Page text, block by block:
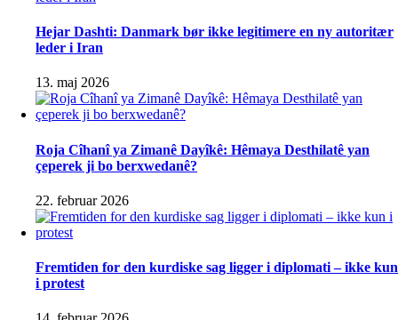
Hejar Dashti: Danmark bør ikke legitimere en ny autoritær
leder i Iran
13. maj 2026
Roja Cîhanî ya Zimanê Dayîkê: Hêmaya Desthilatê yan
çeperek ji bo berxwedanê?
22. februar 2026
Fremtiden for den kurdiske sag ligger i diplomati – ikke kun
i protest